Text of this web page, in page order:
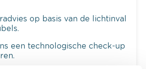
op basis van de lichtinval
een technologische check-up